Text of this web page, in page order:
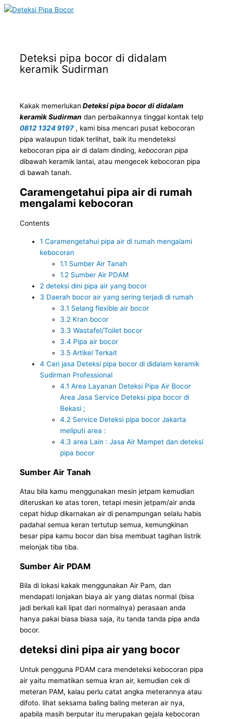
Skip
Menu
Deteksi pipa bocor di didalam
keramik Sudirman
Kakak memerlukan Deteksi pipa bocor di didalam
keramik Sudirman dan perbaikannya tinggal kontak telp
0812 1324 9197, kami bisa mencari pusat kebocoran
pipa walaupun tidak terlihat, baik itu mendeteksi
kebocoran pipa air di dalam dinding,kebocoran pipa
dibawah keramik lantai, atau mengecek kebocoran pipa
di bawah tanah.
Caramengetahui pipa air di rumah
mengalami kebocoran
Contents
1 Caramengetahui pipa air di rumah mengalami
kebocoran
1.1 Sumber Air Tanah
1.2 Sumber Air PDAM
2 deteksi dini pipa air yang bocor
3 Daerah bocor air yang sering terjadi di rumah
3.1 Selang flexible air bocor
3.2 Kran bocor
3.3 Wastafel/Toilet bocor
3.4 Pipa air bocor
3.5 Artikel Terkait
4 Cari jasa Deteksi pipa bocor di didalam keramik
Sudirman Professional
4.1 Area Layanan Deteksi Pipa Air Bocor
Area Jasa Service Deteksi pipa bocor di
Bekasi ;
4.2 Service Deteksi pipa bocor Jakarta
meliputi area :
4.3 area Lain : Jasa Air Mampet dan deteksi
pipa bocor
Sumber Air Tanah
Atau bila kamu menggunakan mesin jetpam kemudian
diteruskan ke atas toren, tetapi mesin jetpam/air anda
cepat hidup dikarnakan air di penampungan selalu habis
padahal semua keran tertutup semua, kemungkinan
besar pipa kamu bocor dan bisa membuat tagihan listrik
melonjak tiba tiba.
Sumber Air PDAM
Bila di lokasi kakak menggunakan Air Pam, dan
mendapati lonjakan biaya air yang diatas normal (bisa
jadi berkali kali lipat dari normalnya) perasaan anda
hanya pakai biasa biasa saja, itu tanda tanda pipa anda
bocor.
deteksi dini pipa air yang bocor
Untuk pengguna PDAM cara mendeteksi kebocoran pipa
air yaitu mematikan semua kran air, kemudian cek di
meteran PAM, kalau perlu catat angka meterannya atau
difoto. lihat seksama baling baling meteran air nya,
apabila masih berputar itu merupakan gejala kebocoran